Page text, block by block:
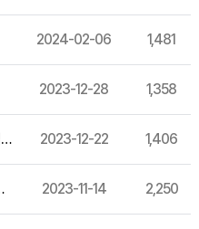
2024-02-06 1,481
2023-12-28 1,358
[12월25일 성탄절 휴진 안내 입니다.] 2023-12-22 1,406
점 개원 ] 2023-11-14 2,250